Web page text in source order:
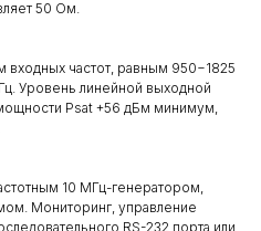
50 Ом.
входных частот, равным 950−1825
Уровень линейной выходной
Psat +56 дБм минимум,
10 МГц-генератором,
Мониторинг, управление
RS-232 порта или